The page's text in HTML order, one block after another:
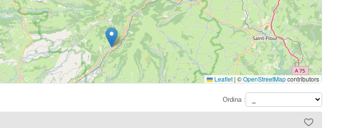
Leaflet | ©OpenStreetMapcontributors
Ordina :